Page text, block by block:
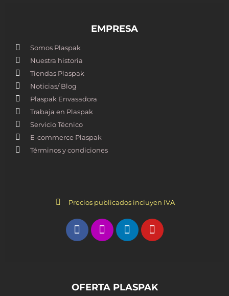
EMPRESA
Somos Plaspak
Nuestra historia
Tiendas Plaspak
Noticias/ Blog
Plaspak Envasadora
Trabaja en Plaspak
Servicio Técnico
E-commerce Plaspak
Términos y condiciones
Precios publicados incluyen IVA
OFERTA PLASPAK